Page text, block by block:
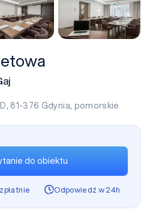
81-376 Gdynia, pomorskie
do obiektu
Odpowiedź w 24h